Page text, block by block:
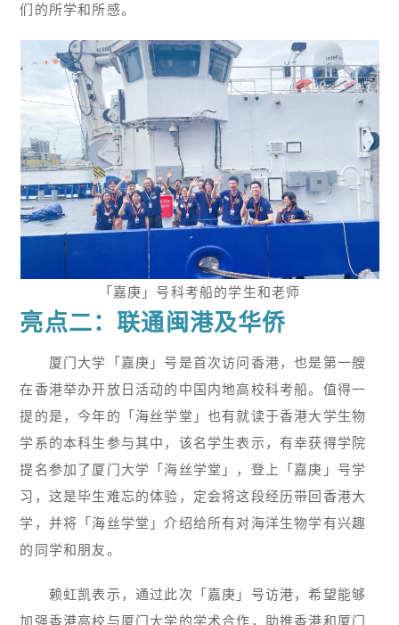
们的所学和所感。
「嘉庚」号科考船的学生和老师
亮点二：联通闽港及华侨
厦门大学「嘉庚」号是首次访问香港，也是第一艘
在香港举办开放日活动的中国内地高校科考船。值得一
提的是，今年的「海丝学堂」也有就读于香港大学生物
学系的本科生参与其中，该名学生表示，有幸获得学院
提名参加了厦门大学「海丝学堂」，登上「嘉庚」号学
习，这是毕生难忘的体验，定会将这段经历带回香港大
学，并将「海丝学堂」介绍给所有对海洋生物学有兴趣
的同学和朋友。
赖虹凯表示，通过此次「嘉庚」号访港，希望能够
加强香港高校与厦门大学的学术合作，助推香港和厦门